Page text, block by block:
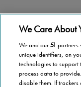
Ať už bydlíte v
We Care About
We and our51 partners
unique identifiers, on
technologies to support
process data to
disable them. If